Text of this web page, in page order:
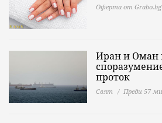
Оферта от Grabo.bg
Иран и Оман
проток
Свят Преди 57